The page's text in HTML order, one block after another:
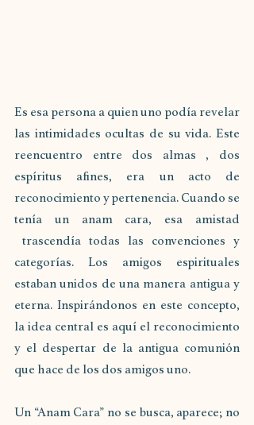
Es esa persona a quien uno podía revelar
las intimidades ocultas de su vida. Este
reencuentro entre dos almas , dos
espíritus afines, era un acto de
reconocimiento y pertenencia. Cuando se
tenía un anam cara, esa amistad
trascendía todas las convenciones y
categorías. Los amigos espirituales
estaban unidos de una manera antigua y
eterna. Inspirándonos en este concepto,
la idea central es aquí el reconocimiento
y el despertar de la antigua comunión
que hace de los dos amigos uno.
Un “Anam Cara” no se busca, aparece; no